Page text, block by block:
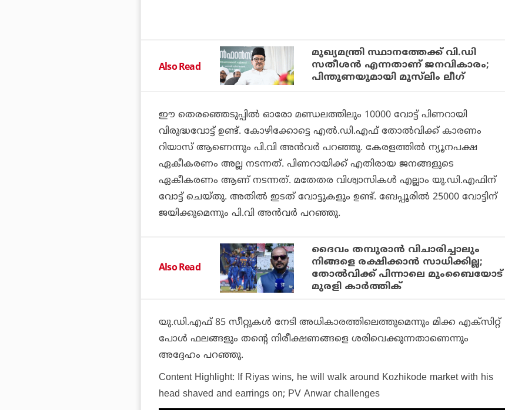
Also Read
മുഖ്യമന്ത്രി സ്ഥാനത്തേക്ക് വി.ഡി
സതീശന്‍ എന്നതാണ് ജനവികാരം;
പിന്തുണയുമായി മുസ്‌ലിം ലീഗ്
ഈ തെരഞ്ഞെടുപ്പില്‍ ഓരോ മണ്ഡലത്തിലും 10000 വോട്ട് പിണറായി
വിരുദ്ധവോട്ട് ഉണ്ട്. കോഴിക്കോട്ടെ എല്‍.ഡി.എഫ് തോല്‍വിക്ക് കാരണം
റിയാസ് ആണെന്നും പി.വി അന്‍വര്‍ പറഞ്ഞു. കേരളത്തില്‍ ന്യൂനപക്ഷ
ഏകീകരണം അല്ല നടന്നത്. പിണറായിക്ക് എതിരായ ജനങ്ങളുടെ
ഏകീകരണം ആണ് നടന്നത്. മതേതര വിശ്വാസികള്‍ എല്ലാം യു.ഡി.എഫിന്
വോട്ട് ചെയ്തു. അതില്‍ ഇടത് വോട്ടുകളും ഉണ്ട്. ബേപ്പൂരില്‍ 25000 വോട്ടിന്
ജയിക്കുമെന്നും പി.വി അന്‍വര്‍ പറഞ്ഞു.
Also Read
ദൈവം തമ്പുരാന്‍ വിചാരിച്ചാലും
നിങ്ങളെ രക്ഷിക്കാന്‍ സാധിക്കില്ല;
തോല്‍വിക്ക് പിന്നാലെ മുംബൈയോട്
മുരളി കാര്‍ത്തിക്
യു.ഡി.എഫ് 85 സീറ്റുകള്‍ നേടി അധികാരത്തിലെത്തുമെന്നും മിക്ക എക്‌സിറ്റ്
പോള്‍ ഫലങ്ങളും തന്റെ നിരീക്ഷണങ്ങളെ ശരിവെക്കുന്നതാണെന്നും
അദ്ദേഹം പറഞ്ഞു.
Content Highlight: If Riyas wins, he will walk around Kozhikode market with his
head shaved and earrings on; PV Anwar challenges